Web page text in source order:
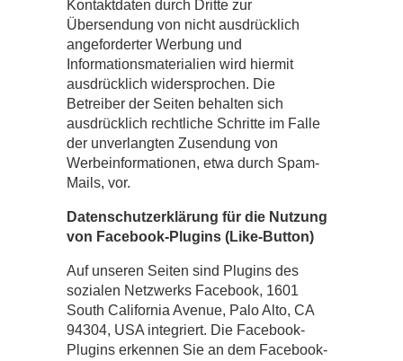
Kontaktdaten durch Dritte zur
Übersendung von nicht ausdrücklich
angeforderter Werbung und
Informationsmaterialien wird hiermit
ausdrücklich widersprochen. Die
Betreiber der Seiten behalten sich
ausdrücklich rechtliche Schritte im Falle
der unverlangten Zusendung von
Werbeinformationen, etwa durch Spam-
Mails, vor.
Datenschutzerklärung für die Nutzung
von Facebook-Plugins (Like-Button)
Auf unseren Seiten sind Plugins des
sozialen Netzwerks Facebook, 1601
South California Avenue, Palo Alto, CA
94304, USA integriert. Die Facebook-
Plugins erkennen Sie an dem Facebook-